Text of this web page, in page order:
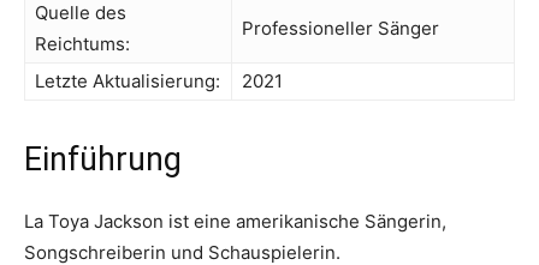
Quelle des
Reichtums:
Professioneller Sänger
Letzte Aktualisierung: 2021
Einführung
La Toya Jackson ist eine amerikanische Sängerin,
Songschreiberin und Schauspielerin.